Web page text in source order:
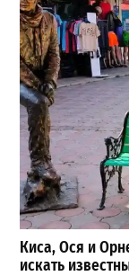
Киса, Ося и
искать